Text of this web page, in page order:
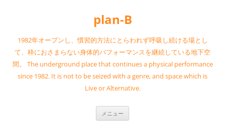
へ
キ
ッ
プ
plan-B
1982年オープンし、慣習的方法にとらわれず呼吸し続ける場とし
て、枠におさまらない身体的パフォーマンスを継続している地下空
間。 The underground place that continues a physical performance
since 1982. It is not to be seized with a genre, and space which is
Live or Alternative.
メニュー